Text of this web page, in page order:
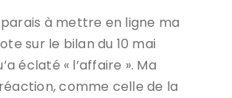
à mettre en ligne ma
sur le bilan du 10 mai
éclaté « l’affaire ». Ma
comme celle de la